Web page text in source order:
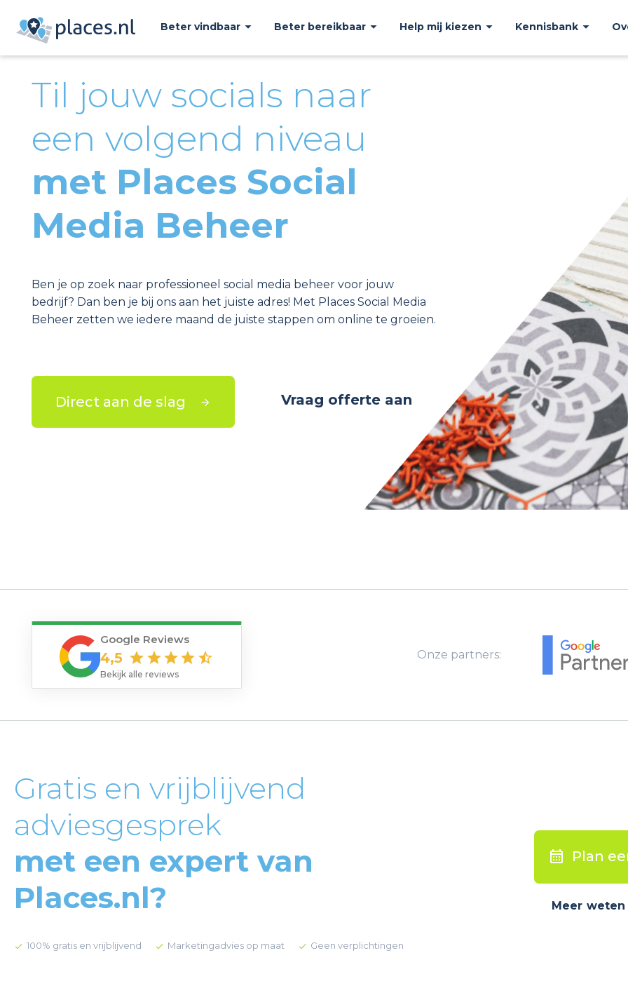
Beter vindbaar Beter bereikbaar Help mij kiezen Kennisbank
Til jouw socials naar
een volgend niveau
met Places Social
Media Beheer
Ben je op zoek naar professioneel social media beheer voor jouw
bedrijf? Dan ben je bij ons aan het juiste adres! Met Places Social Media
Beheer zetten we iedere maand de juiste stappen om online te groeien.
Direct aan de slag Vraag offerte aan
Google Reviews
4,5 star starstarstar star_half
Bekijk alle reviews
Onze partners:
Gratis en vrijblijvend
adviesgesprek
met een expert van
Places.nl?
100% gratis en vrijblijvend Marketingadvies op maat Geen verplichtingen
Plan
Meer